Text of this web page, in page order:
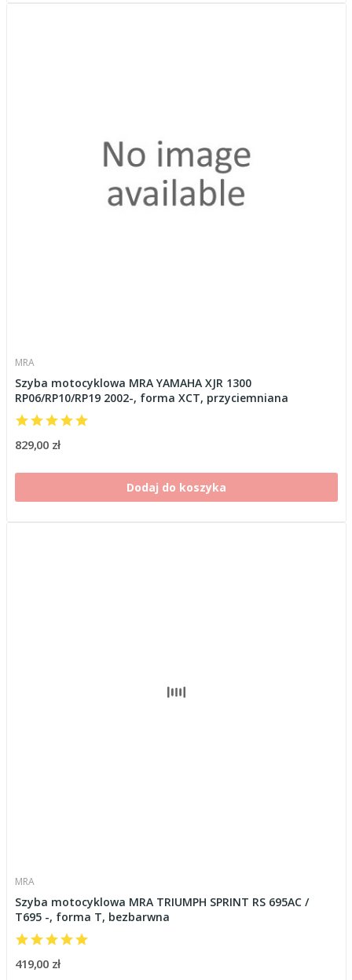
MRA
Szyba motocyklowa MRA YAMAHA XJR 1300
RP06/RP10/RP19 2002-, forma XCT, przyciemniana
829,00 zł
Dodaj do koszyka
MRA
Szyba motocyklowa MRA TRIUMPH SPRINT RS 695AC /
T695 -, forma T, bezbarwna
419,00 zł